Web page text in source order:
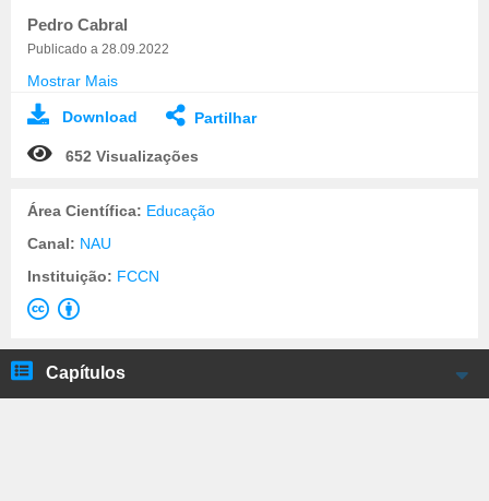
Pedro Cabral
Publicado a 28.09.2022
Mostrar Mais
Download Partilhar
652 Visualizações
Área Científica: Educação
Canal: NAU
Instituição: FCCN
Capítulos